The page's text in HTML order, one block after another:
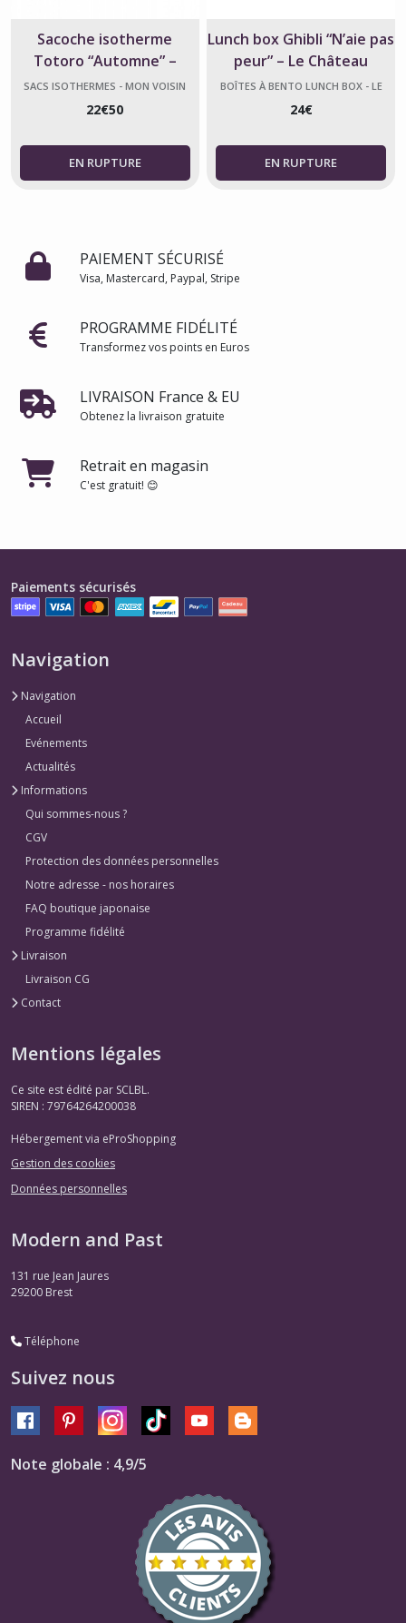
Sacoche isotherme
Totoro “Automne” –
Studio Ghibli Officiel
SACS ISOTHERMES - MON VOISIN
22€50
Lunch box Ghibli “N’aie pas
peur” – Le Château
ambulant – 530ml
BOÎTES À BENTO LUNCH BOX - LE
24€
PAIEMENT SÉCURISÉ
Visa, Mastercard, Paypal, Stripe
PROGRAMME FIDÉLITÉ
Transformez vos points en Euros
LIVRAISON France & EU
Obtenez la livraison gratuite
Retrait en magasin
C'est gratuit! 😊
Paiements sécurisés
Navigation
Navigation
Accueil
Evénements
Actualités
Informations
Qui sommes-nous ?
CGV
Protection des données personnelles
Notre adresse - nos horaires
FAQ boutique japonaise
Programme fidélité
Livraison
Livraison CG
Contact
Mentions légales
Ce site est édité par SCLBL.
SIREN : 79764264200038
Hébergement via eProShopping
Gestion des cookies
Données personnelles
Modern and Past
131 rue Jean Jaures
29200 Brest
Téléphone
Suivez nous
Note globale : 4,9/5